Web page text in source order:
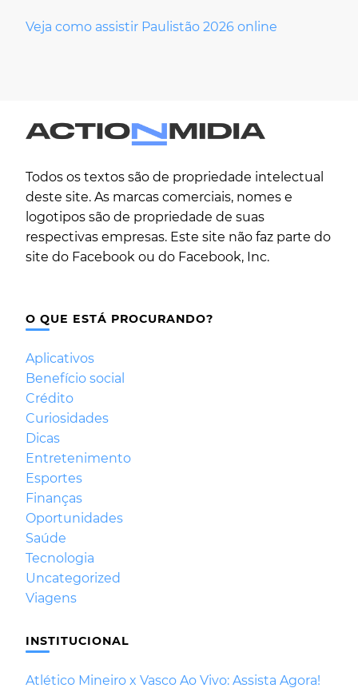
Veja como assistir Paulistão 2026 online
Todos os textos são de propriedade intelectual
deste site. As marcas comerciais, nomes e
logotipos são de propriedade de suas
respectivas empresas. Este site não faz parte do
site do Facebook ou do Facebook, Inc.
O QUE ESTÁ PROCURANDO?
Aplicativos
Benefício social
Crédito
Curiosidades
Dicas
Entretenimento
Esportes
Finanças
Oportunidades
Saúde
Tecnologia
Uncategorized
Viagens
INSTITUCIONAL
Atlético Mineiro x Vasco Ao Vivo: Assista Agora!